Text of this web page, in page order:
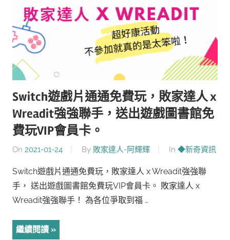
薦
體。
Switch遊戲片通通免費玩，敗家達人 x
Wreadit強強聯手，送出遊戲圖書館免
費玩VIP會員卡。
On 2021-01-24 By 敗家達人-阿輝輝 In ◆新奇資訊
Switch遊戲片通通免費玩，敗家達人 x Wreadit強強聯
手， 送出遊戲圖書館免費玩VIP會員卡。 敗家達人 x
Wreadit強強聯手！ 為各位爭取到福 …
繼續閱讀